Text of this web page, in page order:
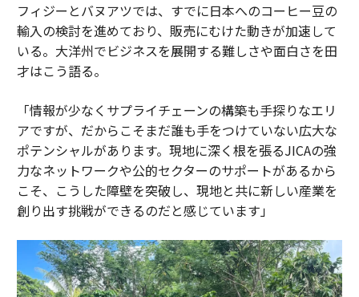
フィジーとバヌアツでは、すでに日本へのコーヒー豆の
輸入の検討を進めており、販売にむけた動きが加速して
いる。大洋州でビジネスを展開する難しさや面白さを田
才はこう語る。
「情報が少なくサプライチェーンの構築も手探りなエリ
アですが、だからこそまだ誰も手をつけていない広大な
ポテンシャルがあります。現地に深く根を張るJICAの強
力なネットワークや公的セクターのサポートがあるから
こそ、こうした障壁を突破し、現地と共に新しい産業を
創り出す挑戦ができるのだと感じています」